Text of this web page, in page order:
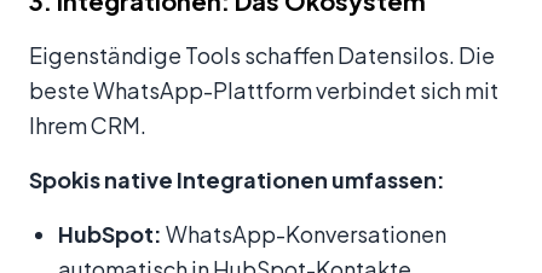
Eigenständige Tools schaffen Datensilos. Die
beste WhatsApp-Plattform verbindet sich mit
Ihrem CRM.
Spokis native Integrationen umfassen:
HubSpot: WhatsApp-Konversationen